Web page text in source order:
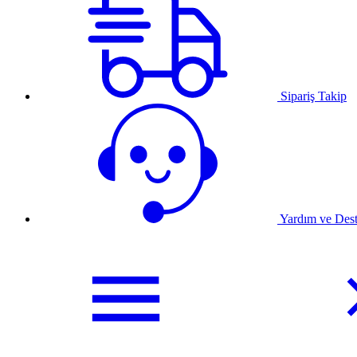
Sipariş Takip
Yardım ve